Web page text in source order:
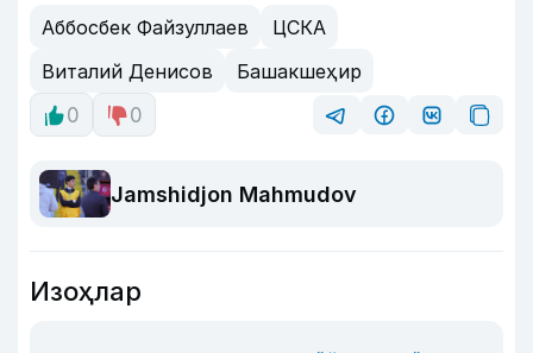
Аббосбек Файзуллаев
ЦСКА
Виталий Денисов
Башакшеҳир
0
0
Jamshidjon Mahmudov
Изоҳлар